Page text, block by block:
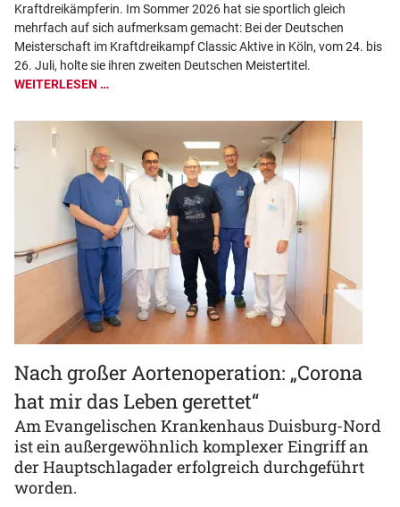
Kraftdreikämpferin. Im Sommer 2026 hat sie sportlich gleich
mehrfach auf sich aufmerksam gemacht: Bei der Deutschen
Meisterschaft im Kraftdreikampf Classic Aktive in Köln, vom 24. bis
26. Juli, holte sie ihren zweiten Deutschen Meistertitel.
WEITERLESEN …
Nach großer Aortenoperation: „Corona
hat mir das Leben gerettet“
Am Evangelischen Krankenhaus Duisburg-Nord
ist ein außergewöhnlich komplexer Eingriff an
der Hauptschlagader erfolgreich durchgeführt
worden.